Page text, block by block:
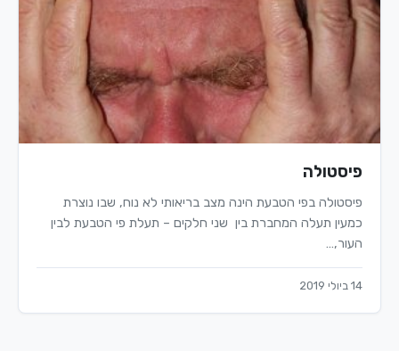
פיסטולה
פיסטולה בפי הטבעת הינה מצב בריאותי לא נוח, שבו נוצרת
כמעין תעלה המחברת בין שני חלקים – תעלת פי הטבעת לבין
העור,…
14 ביולי 2019